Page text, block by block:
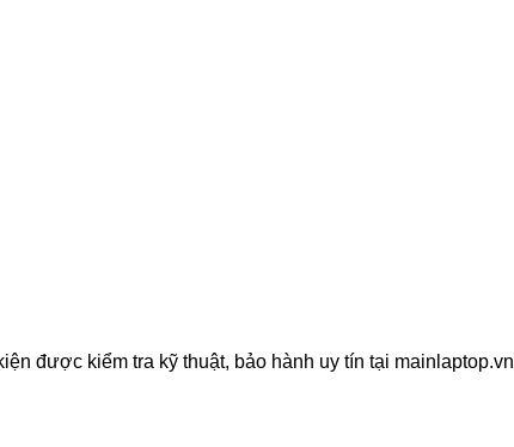
được kiểm tra kỹ thuật, bảo hành uy tín tại mainlaptop.vn